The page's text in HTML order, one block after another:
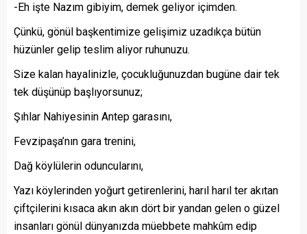
-Eh işte Nazım gibiyim, demek geliyor içimden.
Çünkü, gönül başkentimize gelişimiz uzadıkça bütün
hüzünler gelip teslim aliyor ruhunuzu.
Size kalan hayalinizle, çocukluğunuzdan bugüne dair tek
tek düşünüp başlıyorsunuz;
Şıhlar Nahiyesinin Antep garasını,
Fevzipaşa’nın gara trenini,
Dağ köylülerin oduncularını,
Yazı köylerinden yoğurt getirenlerini, harıl harıl ter akıtan
çiftçilerini kısaca akın akın dört bir yandan gelen o güzel
insanları gönül dünyanızda müebbete mahkûm edip